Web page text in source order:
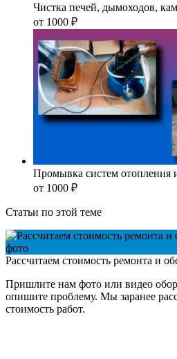
Чистка печей, дымоходов,
от 1000 ₽
Промывка систем отопления
от 1000 ₽
Статьи по этой теме
Рассчитаем стоимость ремонта и
Пришлите нам фото или видео
опишите проблему. Мы заранее
стоимость работ.